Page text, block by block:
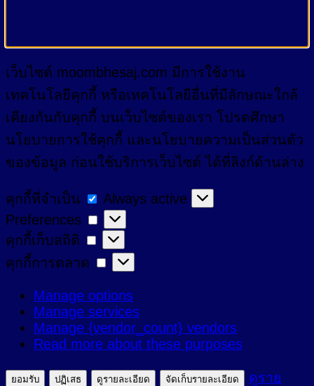
เว็บไซต์ moombhesaj.com มีการใช้งาน
เทคโนโลยีคุกกี้ หรือเทคโนโลยีอื่นที่มีลักษณะใกล้
เคียงกันกับคุกกี้ บนเว็บไซต์ของเรา โปรดศึกษา
นโยบายการใช้คุกกี้ และนโยบายความเป็นส่วนตัว
ของข้อมูล ก่อนใช้บริการเว็บไซต์ ได้ที่ลิงก์ด้านล่าง
คุกกี้ที่จำเป็น
คุกกี้
ที่
จำเป็น
Always active
Preferences
Preferences
คุกกี้เก็บสถิติ
คุกกี้
เก็บ
คุกกี้การตลาด
คุกกี้
ตลาด
Manage options
Manage services
Manage {vendor_count} vendors
Read more about these purposes
ยอมรับ ปฏิเสธ ดูรายละเอียด จัดเก็บรายละเอียด
ดูราย